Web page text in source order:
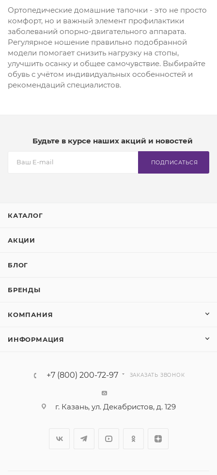
Ортопедические домашние тапочки - это не просто
комфорт, но и важный элемент профилактики
заболеваний опорно-двигательного аппарата.
Регулярное ношение правильно подобранной
модели помогает снизить нагрузку на стопы,
улучшить осанку и общее самочувствие. Выбирайте
обувь с учётом индивидуальных особенностей и
рекомендаций специалистов.
Будьте в курсе наших акций и новостей
ПОДПИСАТЬСЯ
КАТАЛОГ
АКЦИИ
БЛОГ
БРЕНДЫ
КОМПАНИЯ
ИНФОРМАЦИЯ
+7 (800) 200-72-97 ЗАКАЗАТЬ ЗВОНОК
г. Казань, ул. Декабристов, д. 129